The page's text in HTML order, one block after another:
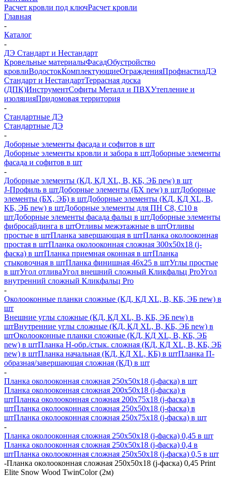
Расчет кровли под ключРасчет кровли
Главная
-
Каталог
-
ДЭ Стандарт и Нестандарт
Кровельные материалыФасадОбустройство
кровлиВодостокКомплектующиеОгражденияПрофнастилДЭ
Стандарт и НестандартТеррасная доска
(ДПК)ИнструментСофиты Металл и ПВХУтепление и
изоляцияПридомовая территория
-
Стандартные ДЭ
Стандартные ДЭ
-
Доборные элементы фасада и софитов в шт
Доборные элементы кровли и забора в штДоборные элементы
фасада и софитов в шт
-
Доборные элементы (КД, КД XL, В, КБ, ЭБ new) в шт
J-Профиль в штДоборные элементы (БХ new) в штДоборные
элементы (БХ, ЭБ) в штДоборные элементы (КД, КД XL, В,
КБ, ЭБ new) в штДоборные элементы для ПН С8, С10 в
штДоборные элементы фасада фальц в штДоборные элементы
фибросайдинга в штОтливы межэтажные в штОтливы
простые в штПланка завершающая в штПланка околооконная
простая в штПланка околооконная сложная 300х50х18 (j-
фаска) в штПланка приемная оконная в штПланка
стыковочная в штПланка финишная 46х25 в штУглы простые
в штУгол отливаУгол внешний сложный Кликфальц ProУгол
внутренний сложный Кликфальц Pro
-
Околооконные планки сложные (КД, КД XL, В, КБ, ЭБ new) в
шт
Внешние углы сложные (КД, КД XL, В, КБ, ЭБ new) в
штВнутренние углы сложные (КД, КД XL, В, КБ, ЭБ new) в
штОколооконные планки сложные (КД, КД XL, В, КБ, ЭБ
new) в штПланка H-обр./стык. сложная (КД, КД XL, В, КБ, ЭБ
new) в штПланка начальная (КД, КД XL, КБ) в штПланка П-
образная/завершающая сложная (КД) в шт
-
Планка околооконная сложная 250х50х18 (j-фаска) в шт
Планка околооконная сложная 200х50х18 (j-фаска) в
штПланка околооконная сложная 200х75х18 (j-фаска) в
штПланка околооконная сложная 250х50х18 (j-фаска) в
штПланка околооконная сложная 250х75х18 (j-фаска) в шт
-
Планка околооконная сложная 250х50х18 (j-фаска) 0,45 в шт
Планка околооконная сложная 250х50х18 (j-фаска) 0,4 в
штПланка околооконная сложная 250х50х18 (j-фаска) 0,5 в шт
-Планка околооконная сложная 250х50х18 (j-фаска) 0,45 Print
Elite Snow Wood TwinColor (2м)